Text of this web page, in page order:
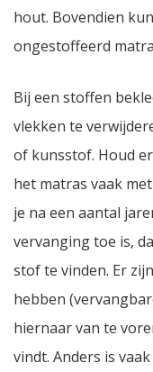
hout. Bovendien
ongestoffeerd
Bij een stoffen
vlekken te
of kunsstof. Houd
het matras vaak
je na een aantal
vervanging toe is,
stof te vinden. Er
hebben
hiernaar van te
vindt. Anders is